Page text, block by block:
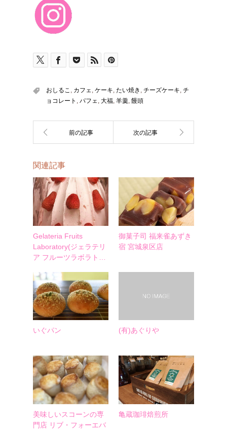
おしるこ カフェ ケーキ たい焼き チーズケーキ チ
ョコレート
パフェ 大福, 羊羹, 饅頭
関連記事
Gelateria Fruits
Laboratory(ジェラテリ
ア フルーツラボラト…
御菓子司 福来雀あずき
宿 宮城泉区店
いぐパン (有)あぐりや
美味しいスコーンの専
門店 リブ・フォーエバ
亀蔵珈琲焙煎所